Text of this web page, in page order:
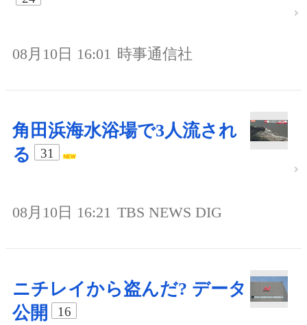
08月10日 16:01 時事通信社
角田浜海水浴場で3人流され
る
31
08月10日 16:21 TBS NEWS DIG
ニチレイから盗んだ? データ
公開
16